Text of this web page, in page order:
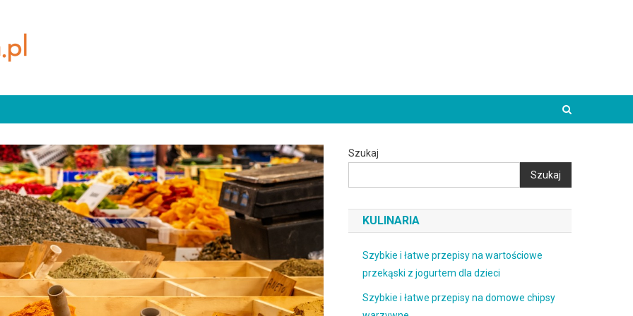
Szukaj
Szukaj
KULINARIA
Szybkie i łatwe przepisy na wartościowe
przekąski z jogurtem dla dzieci
Szybkie i łatwe przepisy na domowe chipsy